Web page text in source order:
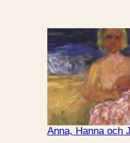
Anna, Hanna och